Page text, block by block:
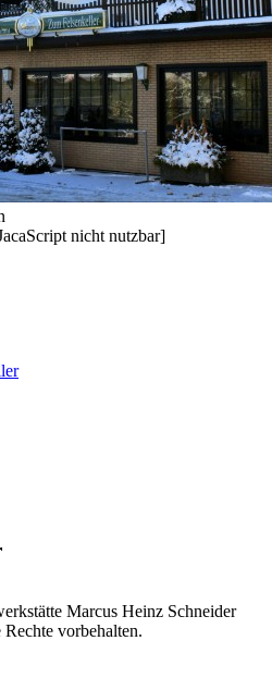
nicht nutzbar]
Marcus Heinz Schneider
vorbehalten.